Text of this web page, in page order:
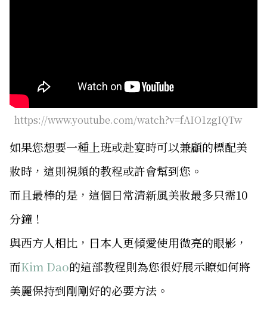
https://www.youtube.com/watch?v=fAIO1zgIQTw
如果您想要一種上班或赴宴時可以兼顧的標配美
妝時，這則視頻的教程或許會幫到您。
而且最棒的是，這個日常清新風美妝最多只需10
分鐘！
與西方人相比，日本人更傾愛使用微亮的眼影，
而Kim Dao的這部教程則為您很好展示瞭如何將
美麗保持到剛剛好的必要方法。